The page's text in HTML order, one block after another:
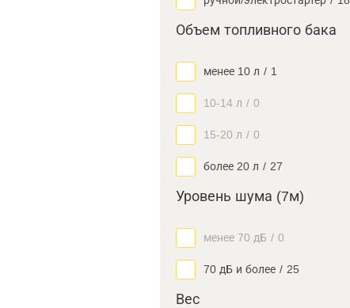
Объем топливного бака
менее 10 л / 1
10-14 л / 0
15-20 л / 0
более 20 л / 27
Уровень шума (7м)
менее 70 дБ / 0
70 дБ и более / 25
Вес